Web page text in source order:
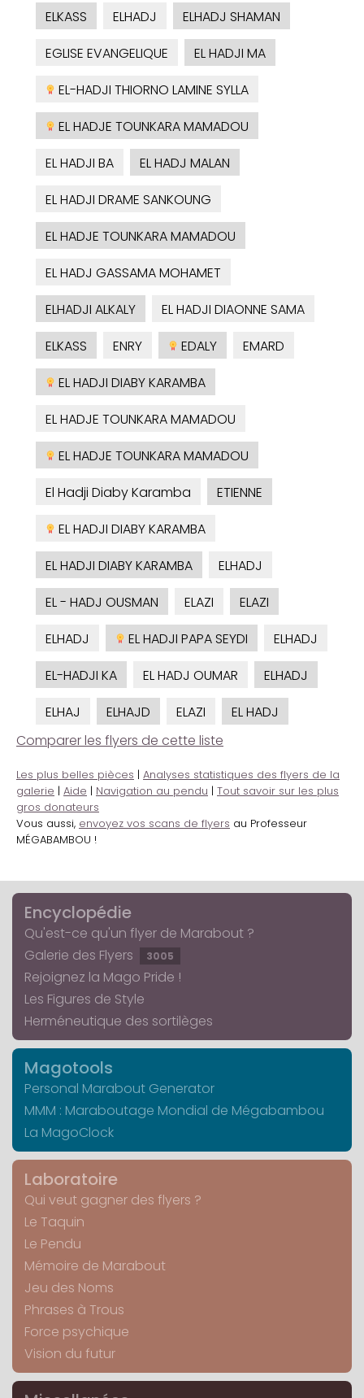
ELKASS
ELHADJ
ELHADJ SHAMAN
EGLISE EVANGELIQUE
EL HADJI MA
EL-HADJI THIORNO LAMINE SYLLA
EL HADJE TOUNKARA MAMADOU
EL HADJI BA
EL HADJ MALAN
EL HADJI DRAME SANKOUNG
EL HADJE TOUNKARA MAMADOU
EL HADJ GASSAMA MOHAMET
ELHADJI ALKALY
EL HADJI DIAONNE SAMA
ELKASS
ENRY EDALY
EMARD
EL HADJI DIABY KARAMBA
EL HADJE TOUNKARA MAMADOU
EL HADJE TOUNKARA MAMADOU
El Hadji Diaby Karamba
ETIENNE
EL HADJI DIABY KARAMBA
EL HADJI DIABY KARAMBA
ELHADJ
EL - HADJ OUSMAN
ELAZI
ELAZI
ELHADJ
EL HADJI PAPA SEYDI
ELHADJ
EL-HADJI KA
EL HADJ OUMAR
ELHADJ
ELHAJ
ELHAJD ELAZI
EL HADJ
Comparer les flyers de cette liste
Les plus belles pièces | Analyses statistiques des flyers de la
galerie | Aide | Navigation au pendu | Tout savoir sur les plus
gros donateurs
Vous aussi, envoyez vos scans de flyers au Professeur
MÉGABAMBOU !
Encyclopédie
Qu'est-ce qu'un flyer de Marabout ?
Galerie des Flyers
3005
Rejoignez la Mago Pride !
Les Figures de Style
Herméneutique des sortilèges
Magotools
Personal Marabout Generator
MMM : Maraboutage Mondial de Mégabambou
La MagoClock
Laboratoire
Qui veut gagner des flyers ?
Le Taquin
Le Pendu
Mémoire de Marabout
Jeu des Noms
Phrases à Trous
Force psychique
Vision du futur